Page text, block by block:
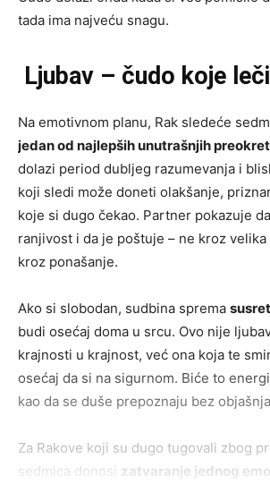
tada ima najveću snagu.
Ljubav – čudo koje
Na emotivnom planu, Rak sledeće
jedan od najlepših unutrašnjih
dolazi period dubljeg razumevanja i
koji sledi može doneti olakšanje,
koje si dugo čekao. Partner pokazuje
ranjivost i da je poštuje – ne kroz
kroz ponašanje.
Ako si slobodan, sudbina sprema
budi osećaj doma u srcu. Ovo nije
krajnosti u krajnost, već ona koja te
osećaj da si na sigurnom. Biće to
kao da se duše prepoznaju bez
Za Rakove koji su dugo tugovali zbog
sedmica donosi zatvaranje jednog